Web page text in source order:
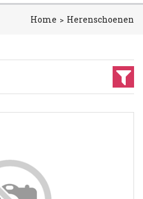
Home Herenschoenen